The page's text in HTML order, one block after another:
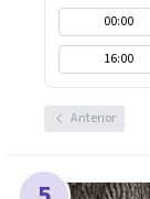
00:00
16:00
Anterior